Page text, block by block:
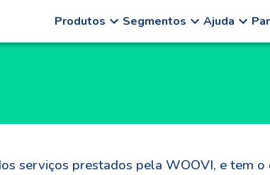
Produtos Segmentos Ajuda
serviços prestados pela WOOVI, e tem